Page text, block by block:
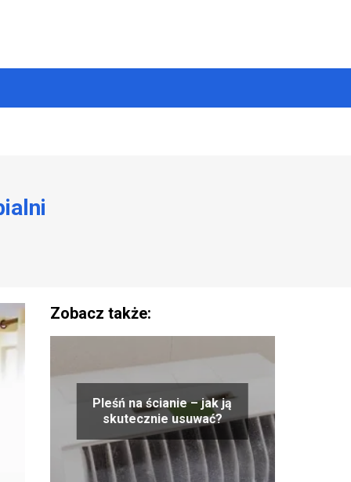
Zobacz także:
Pleśń na ścianie – jak ją
skutecznie usuwać?